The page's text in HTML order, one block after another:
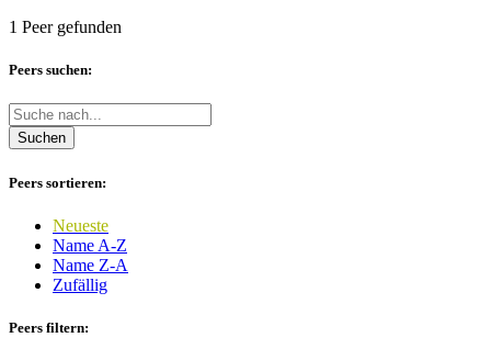
1 Peer gefunden
Peers suchen:
Suchen
Peers sortieren:
Neueste
Name A-Z
Name Z-A
Zufällig
Peers filtern: